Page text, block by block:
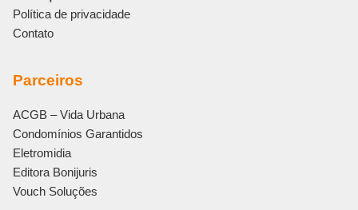
Política de privacidade
Contato
Parceiros
ACGB – Vida Urbana
Condomínios Garantidos
Eletromidia
Editora Bonijuris
Vouch Soluções